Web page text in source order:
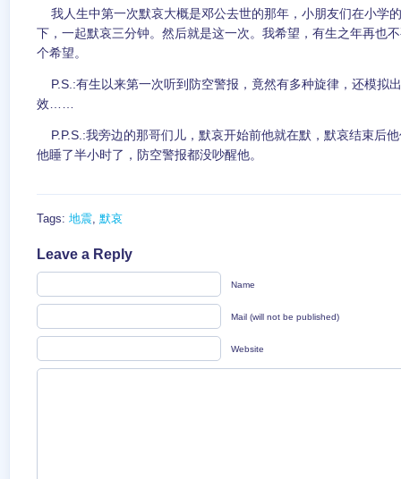
我人生中第一次默哀大概是邓公去世的那年，小朋友们在小学
下，一起默哀三分钟。然后就是这一次。我希望，有生之年再也
个希望。
P.S.:有生以来第一次听到防空警报，竟然有多种旋律，还模拟
效……
P.P.S.:我旁边的那哥们儿，默哀开始前他就在默，默哀结束后
他睡了半小时了，防空警报都没吵醒他。
Tags: 地震, 默哀
Leave a Reply
Name
Mail (will not be published)
Website